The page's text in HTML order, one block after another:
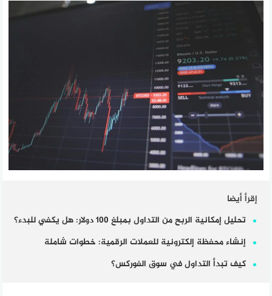
إقرأ أيضا
تحليل إمكانية الربح من التداول بمبلغ 100 دولار: هل يكفي للبدء؟
إنشاء محفظة إلكترونية للعملات الرقمية: خطوات شاملة
كيف تبدأ التداول في سوق الفوركس؟